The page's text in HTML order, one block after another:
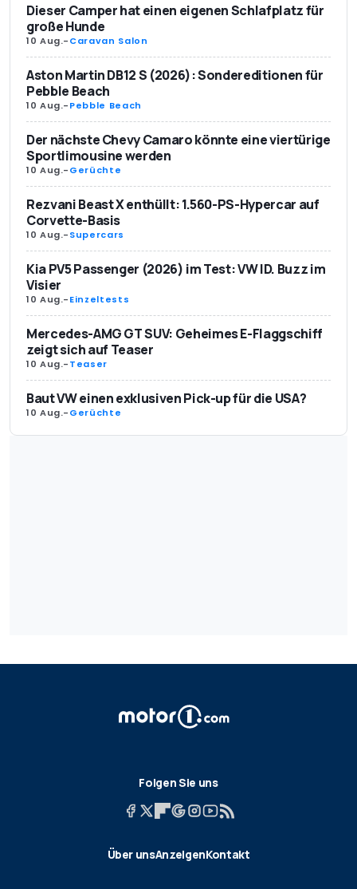
Dieser Camper hat einen eigenen Schlafplatz für
große Hunde
10 Aug.-Caravan Salon
Aston Martin DB12 S (2026): Sondereditionen für
Pebble Beach
10 Aug.-Pebble Beach
Der nächste Chevy Camaro könnte eine viertürige
Sportlimousine werden
10 Aug.-Gerüchte
Rezvani Beast X enthüllt: 1.560-PS-Hypercar auf
Corvette-Basis
10 Aug.-Supercars
Kia PV5 Passenger (2026) im Test: VW ID. Buzz im
Visier
10 Aug.-Einzeltests
Mercedes-AMG GT SUV: Geheimes E-Flaggschiff
zeigt sich auf Teaser
10 Aug.-Teaser
Baut VW einen exklusiven Pick-up für die USA?
10 Aug.-Gerüchte
Folgen Sie uns
Über unsAnzeigenKontakt